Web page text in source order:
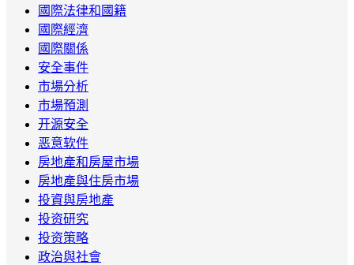
國際法律和國籍
國際經濟
國際關係
安全事件
市場分析
市場預測
开源安全
恶意软件
房地產和房屋市場
房地產與住房市場
投資與房地產
投资研究
投资策略
政治與社會